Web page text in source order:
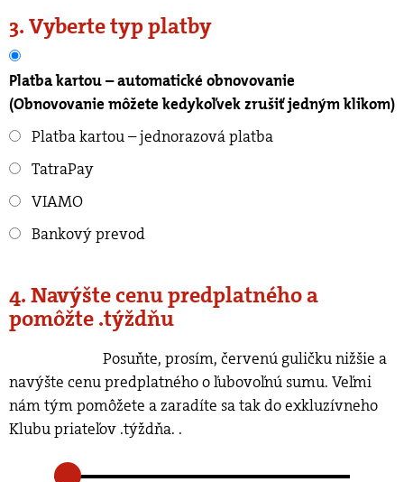
3. Vyberte typ platby
Platba kartou – automatické obnovovanie
(Obnovovanie môžete kedykoľvek zrušiť jedným klikom)
Platba kartou – jednorazová platba
TatraPay
VIAMO
Bankový prevod
4. Navýšte cenu predplatného a
pomôžte .týždňu
navýšte cenu predplatného o ľubovoľnú sumu. Veľmi
nám tým pomôžete a zaradíte sa tak do exkluzívneho
Klubu priateľov .týždňa. .